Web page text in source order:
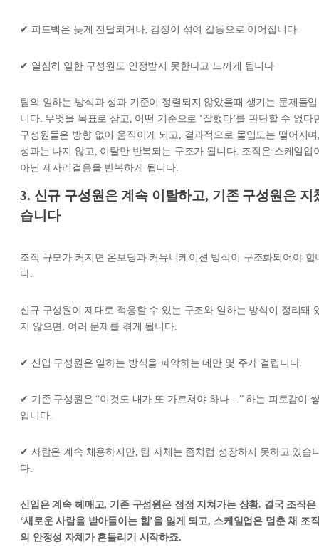
✔ 피드백은 늦게 전달되거나, 감정이 섞여 갈등으로 이어집니다
✔ 열심히 일한 구성원도 인정받지 못한다고 느끼게 됩니다
팀의 일하는 방식과 성과 기준이 정렬되지 않았을때 생기는 문제들입
니다. 무엇을 목표로 삼고, 어떤 기준으로 ‘잘했다’를 판단할 수 없다
구성원들은 방향 없이 움직이게 되고, 결과적으로 몰입도는 떨어지
성과는 나지 않고, 이탈만 반복되는 구조가 됩니다. 조직은 스케일업
아닌 제자리걸음을 반복하게 됩니다.
3. 신규 구성원은 계속 이탈하고, 기존 구성원은 지
습니다
조직 규모가 커지면 온보딩과 커뮤니케이션 방식이 구조화되어야 합
다.
신규 구성원이 제대로 적응할 수 있는 구조와 일하는 방식이 정리돼
지 않으면, 여러 문제를 겪게 됩니다.
✔ 신입 구성원은 일하는 방식을 파악하는 데만 몇 주가 걸립니다.
✔ 기존 구성원은 “이것도 내가 또 가르쳐야 하나…” 하는 피로감이
입니다.
✔ 사람은 계속 채용하지만, 팀 자체는 좀처럼 성장하지 못하고 있습
다.
신입은 계속 헤매고, 기존 구성원은 점점 지쳐가는 상황. 결국 조직은
‘새로운 사람을 받아들이는 힘’을 잃게 되고, 스케일업은 멈춘 채 조
의 안정성 자체가 흔들리기 시작하죠.